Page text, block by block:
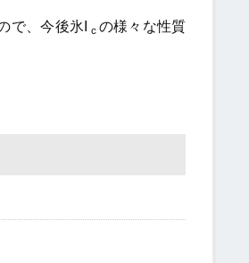
で、今後氷I ｃ の様々な性質